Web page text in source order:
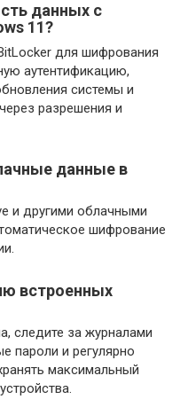
данных с
11?
для шифрования
аутентификацию,
системы и
разрешения и
данные в
и другими облачными
шифрование
встроенных
следите за журналами
пароли и регулярно
максимальный